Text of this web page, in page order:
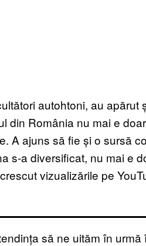
autohtoni, au apărut
din România nu mai e
A ajuns să fie și o sursă
s-a diversificat, nu mai e
vizualizările pe
să ne uităm în